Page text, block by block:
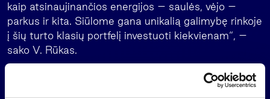
kaip atsinaujinančios energijos – saulės, vėjo –
parkus ir kita. Siūlome gana unikalią galimybę rinkoje
į šių turto klasių portfelį investuoti kiekvienam“, –
sako V. Rūkas.
Fondas veiks 10 metų su galimybe pratęsti dar